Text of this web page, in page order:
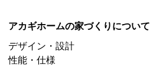
アカギホームの家づくりについて
デザイン・設計
性能・仕様